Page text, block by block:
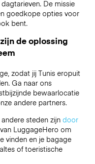
De missie
goedkope opties voor
bent.
de oplossing
zodat jij Tunis eropuit
Ga naar ons
bewaarlocatie
andere partners.
steden zijn door
LuggageHero om
vinden en je bagage
of toeristische